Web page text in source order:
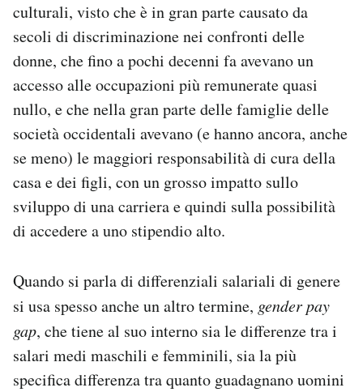
culturali, visto che è in gran parte causato da
secoli di discriminazione nei confronti delle
donne, che fino a pochi decenni fa avevano un
accesso alle occupazioni più remunerate quasi
nullo, e che nella gran parte delle famiglie delle
società occidentali avevano (e hanno ancora, anche
se meno) le maggiori responsabilità di cura della
casa e dei figli, con un grosso impatto sullo
sviluppo di una carriera e quindi sulla possibilità
di accedere a uno stipendio alto.
Quando si parla di differenziali salariali di genere
si usa spesso anche un altro termine, gender pay
gap, che tiene al suo interno sia le differenze tra i
salari medi maschili e femminili, sia la più
specifica differenza tra quanto guadagnano uomini